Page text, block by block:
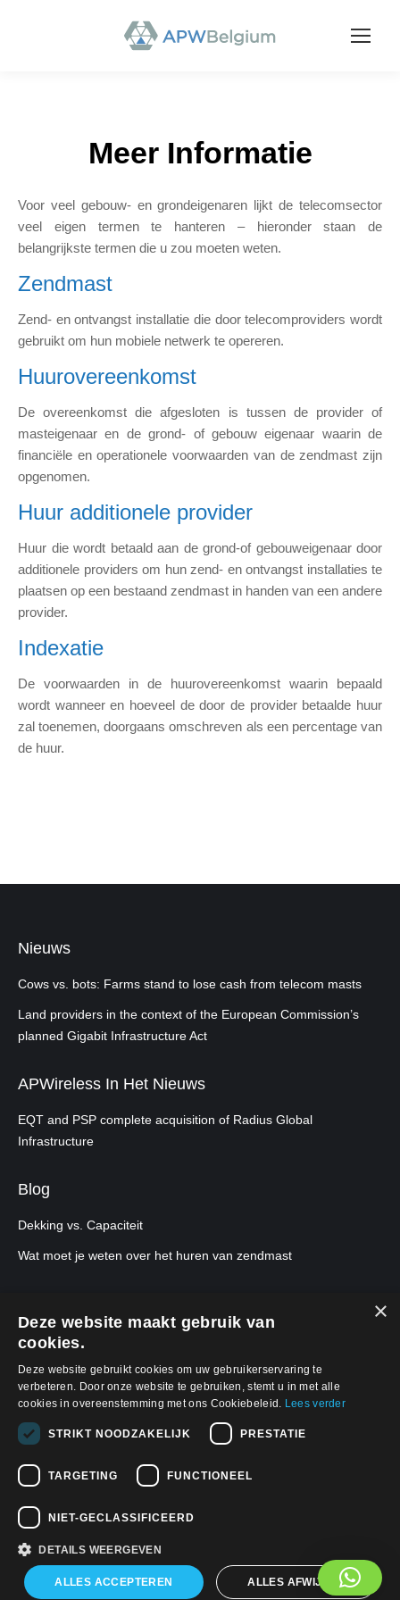
Meer Informatie
Voor veel gebouw- en grondeigenaren lijkt de telecomsector
veel eigen termen te hanteren – hieronder staan de
belangrijkste termen die u zou moeten weten.
Zendmast
Zend- en ontvangst installatie die door telecomproviders wordt
gebruikt om hun mobiele netwerk te opereren.
Huurovereenkomst
De overeenkomst die afgesloten is tussen de provider of
masteigenaar en de grond- of gebouw eigenaar waarin de
financiële en operationele voorwaarden van de zendmast zijn
opgenomen.
Huur additionele provider
Huur die wordt betaald aan de grond-of gebouweigenaar door
additionele providers om hun zend- en ontvangst installaties te
plaatsen op een bestaand zendmast in handen van een andere
provider.
Indexatie
De voorwaarden in de huurovereenkomst waarin bepaald
wordt wanneer en hoeveel de door de provider betaalde huur
zal toenemen, doorgaans omschreven als een percentage van
de huur.
Nieuws
Cows vs. bots: Farms stand to lose cash from telecom masts
Land providers in the context of the European Commission’s
planned Gigabit Infrastructure Act
APWireless In Het Nieuws
EQT and PSP complete acquisition of Radius Global
Infrastructure
Blog
Dekking vs. Capaciteit
Wat moet je weten over het huren van zendmast
Privacybeleid
Find us on:
FacebookLinkedinYouTube
×
Deze website maakt gebruik van
cookies.
Deze website gebruikt cookies om uw gebruikerservaring te
verbeteren. Door onze website te gebruiken, stemt u in met alle
cookies in overeenstemming met ons Cookiebeleid. Lees verder
STRIKT NOODZAKELIJK PRESTATIE
TARGETING FUNCTIONEEL
NIET-GECLASSIFICEERD
DETAILS WEERGEVEN
ALLES ACCEPTEREN ALLES AFWIJZEN